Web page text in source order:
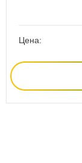
Цена: